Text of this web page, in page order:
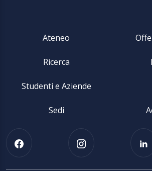
Ateneo
Ricerca
Studenti e Aziende
Sedi